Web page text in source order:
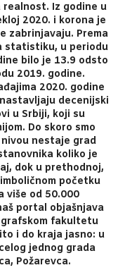
realnost. Iz godine u
2020. i korona je
zabrinjavaju. Prema
statistiku, u periodu
bilo je 13.9 odsto
2019. godine.
2020. godine
decenijski
u Srbiji, koji su
Do skoro smo
nestaje grad
koliko je
dok u prethodnoj,
početku
više od 50.000
portal objašnjava
fakultetu
i do kraja jasno: u
jednog grada
Požarevca.